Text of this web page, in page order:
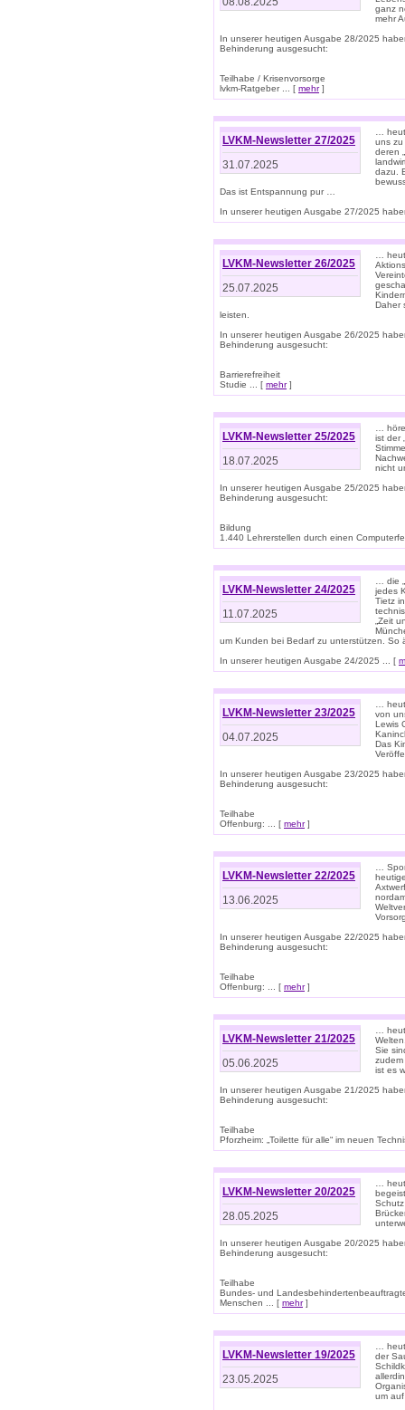
ganz
mehr
In unserer heutigen Ausgabe 28/2025
Behinderung ausgesucht:
Teilhabe / Krisenvorsorge
lvkm-Ratgeber ... [ mehr]
LVKM-Newsletter 27/2025
31.07.2025
…
uns zu
deren
dazu.
Das ist Entspannung pur …
In unserer heutigen Ausgabe 27/2025
LVKM-Newsletter 26/2025
25.07.2025
…
Daher
leisten.
In unserer heutigen Ausgabe 26/2025
Behinderung ausgesucht:
Barrierefreiheit
Studie ... [ mehr]
LVKM-Newsletter 25/2025
18.07.2025
…
ist der
nicht
In unserer heutigen Ausgabe 25/2025
Behinderung ausgesucht:
Bildung
1.440 Lehrerstellen durch einen
LVKM-Newsletter 24/2025
11.07.2025
… die
jedes
Tietz
„Zeit
um Kunden bei Bedarf zu unterstützen.
In unserer heutigen Ausgabe 24/2025 ... [
LVKM-Newsletter 23/2025
04.07.2025
…
von
Lewis
Das
In unserer heutigen Ausgabe 23/2025
Behinderung ausgesucht:
Teilhabe
Offenburg: ... [ mehr]
LVKM-Newsletter 22/2025
13.06.2025
…
In unserer heutigen Ausgabe 22/2025
Behinderung ausgesucht:
Teilhabe
Offenburg: ... [ mehr]
LVKM-Newsletter 21/2025
05.06.2025
…
Sie
ist es
In unserer heutigen Ausgabe 21/2025
Behinderung ausgesucht:
Teilhabe
Pforzheim: „Toilette für alle“ im neuen
LVKM-Newsletter 20/2025
28.05.2025
…
In unserer heutigen Ausgabe 20/2025
Behinderung ausgesucht:
Teilhabe
Bundes- und
Menschen ... [ mehr]
LVKM-Newsletter 19/2025
23.05.2025
…
der
um